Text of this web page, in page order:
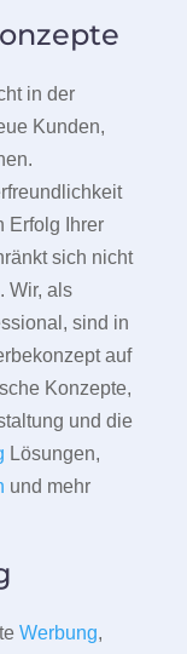
in der
Kunden,
Erfolg Ihrer
sich nicht
Wir, als
sind in
auf
Konzepte,
und die
Lösungen,
und mehr
Werbung,